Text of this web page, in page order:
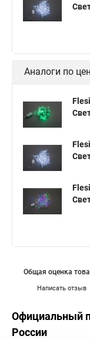
Аналоги по
Написать отзыв
Общая оценка
Официальный
России